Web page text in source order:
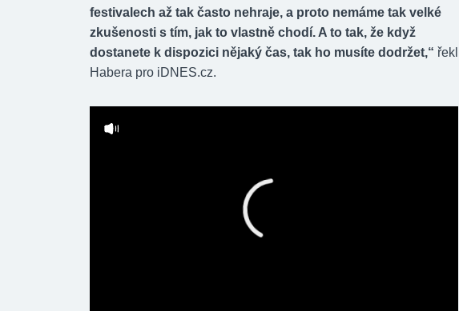
festivalech až tak často nehraje, a proto nemáme tak velké
zkušenosti s tím, jak to vlastně chodí. A to tak, že když
dostanete k dispozici nějaký čas, tak ho musíte dodržet,“ řekl
Habera pro iDNES.cz.